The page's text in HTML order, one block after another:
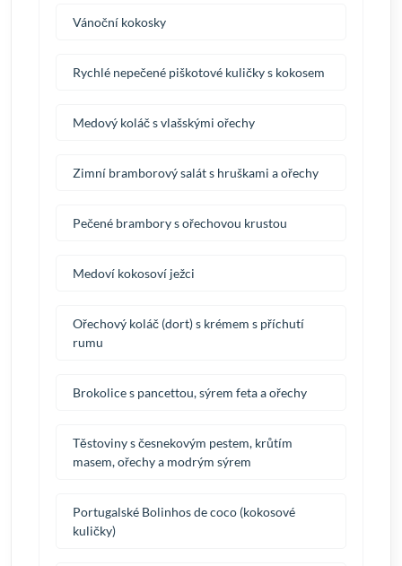
Vánoční kokosky
Rychlé nepečené piškotové kuličky s kokosem
Medový koláč s vlašskými ořechy
Zimní bramborový salát s hruškami a ořechy
Pečené brambory s ořechovou krustou
Medoví kokosoví ježci
Ořechový koláč (dort) s krémem s příchutí
rumu
Brokolice s pancettou, sýrem feta a ořechy
Těstoviny s česnekovým pestem, krůtím
masem, ořechy a modrým sýrem
Portugalské Bolinhos de coco (kokosové
kuličky)